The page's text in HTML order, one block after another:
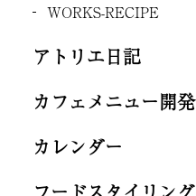
WORKS-RECIPE
アトリエ日記
カフェメニュー開発
カレンダー